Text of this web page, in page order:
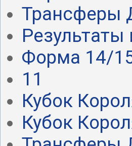
Трансферы
Результаты
Форма 14/
11
Кубок
Кубок